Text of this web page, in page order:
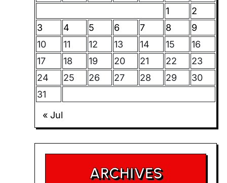
1
2
3
4 5 6 7 8
9
10
11 12 13 14 15
16
17
18 19 20 21 22
23
24
25 26 27 28 29
30
31
« Jul
ARCHIVES